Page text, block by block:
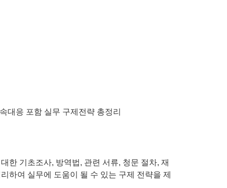
한 기초조사, 방역법, 관련 서류, 청문 절차, 재
하여 실무에 도움이 될 수 있는 구제 전략을 제